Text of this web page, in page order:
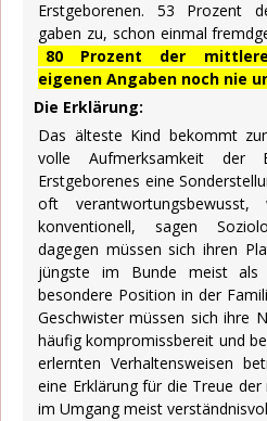
Erstgeborenen. 53 Prozent
gaben zu, schon einmal
80 Prozent der
eigenen Angaben noch nie
Die Erklärung:
Das älteste Kind bekommt
volle Aufmerksamkeit
Erstgeborenes eine
oft verantwortungsbewusst,
konventionell, sagen
dagegen müssen sich ihren
jüngste im Bunde meist als
besondere Position in der
Geschwister müssen sich ihre
häufig kompromissbereit und
erlernten Verhaltensweisen
eine Erklärung für die Treue
im Umgang meist